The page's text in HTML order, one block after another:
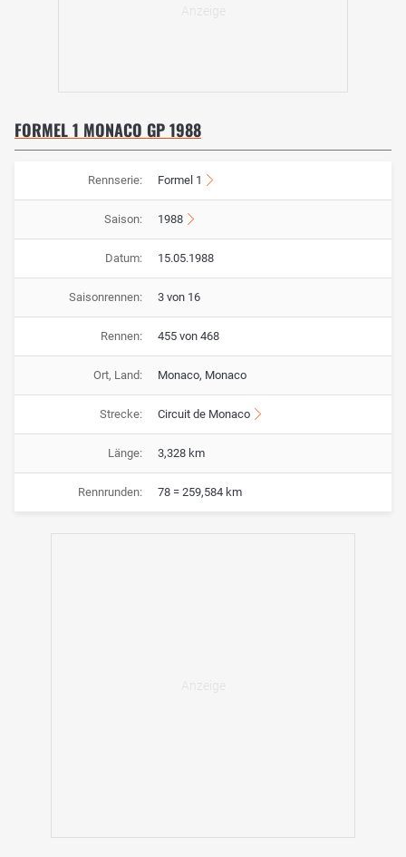
FORMEL 1 MONACO GP 1988
Rennserie: Formel 1
Saison: 1988
Datum: 15.05.1988
Saisonrennen: 3 von 16
Rennen: 455 von 468
Ort, Land: Monaco, Monaco
Strecke: Circuit de Monaco
Länge: 3,328 km
Rennrunden: 78 = 259,584 km